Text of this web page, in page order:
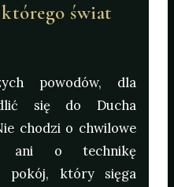
świat
powodów, dla
się do Ducha
chodzi o chwilowe
ani o technikę
pokój, który sięga